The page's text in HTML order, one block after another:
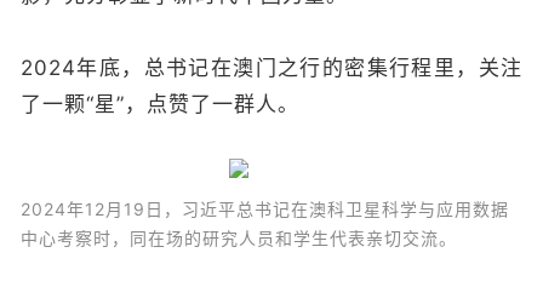
2024年底，总书记在澳门之行的密集行程里，关注
了一颗“星”，点赞了一群人。
2024年12月19日，习近平总书记在澳科卫星科学与应用数据
中心考察时，同在场的研究人员和学生代表亲切交流。